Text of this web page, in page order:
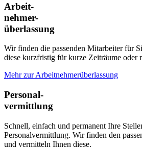
Arbeit-
nehmer-
überlassung
Wir finden die passenden Mitarbeiter für
diese kurzfristig für kurze Zeiträume oder
Mehr zur Arbeitnehmerüberlassung
Personal-
vermittlung
Schnell, einfach und permanent Ihre
Personalvermittlung. Wir finden den
und vermitteln Ihnen diese.